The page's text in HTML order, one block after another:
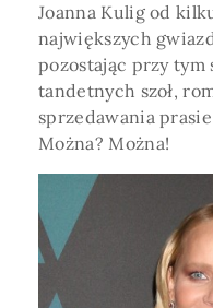
Horoskop
Horoskop
Horoskop
Horoskop Egipski
Horoskop
Horoskop
TarotKrzyż
Zaloguj się lub dołącz
ZAPRASZAMY
Joanna Kulig od
największych
pozostając przy tym
tandetnych szoł,
sprzedawania
Można? Można!